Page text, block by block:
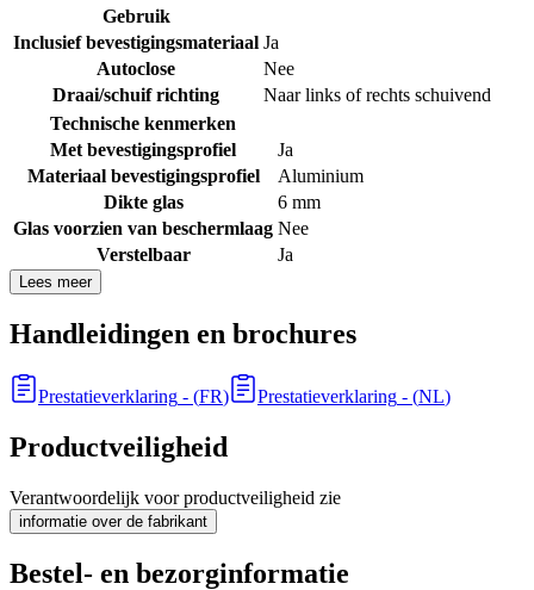
Gebruik
Inclusief bevestigingsmateriaal Ja
Autoclose
Nee
Draai/schuif richting
Naar links of rechts schuivend
Technische kenmerken
Met bevestigingsprofiel
Ja
Materiaal bevestigingsprofiel
Aluminium
Dikte glas
6 mm
Glas voorzien van beschermlaag Nee
Verstelbaar
Ja
Lees meer
Handleidingen en brochures
Prestatieverklaring - (FR) Prestatieverklaring - (NL)
Productveiligheid
Verantwoordelijk voor productveiligheid zie
informatie over de fabrikant
Bestel- en bezorginformatie